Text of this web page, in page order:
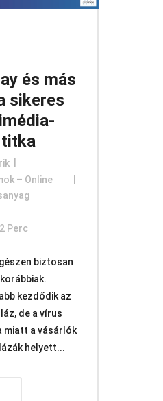
és más
sikeres
– Online
Perc
biztosan
kezdődik az
de a vírus
miatt a vásárlók
helyett...